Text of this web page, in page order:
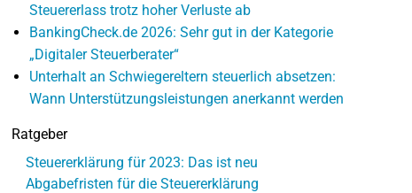
Steuererlass trotz hoher Verluste ab
BankingCheck.de 2026: Sehr gut in der Kategorie
„Digitaler Steuerberater“
Unterhalt an Schwiegereltern steuerlich absetzen:
Wann Unterstützungsleistungen anerkannt werden
Ratgeber
Steuererklärung für 2023: Das ist neu
Abgabefristen für die Steuererklärung